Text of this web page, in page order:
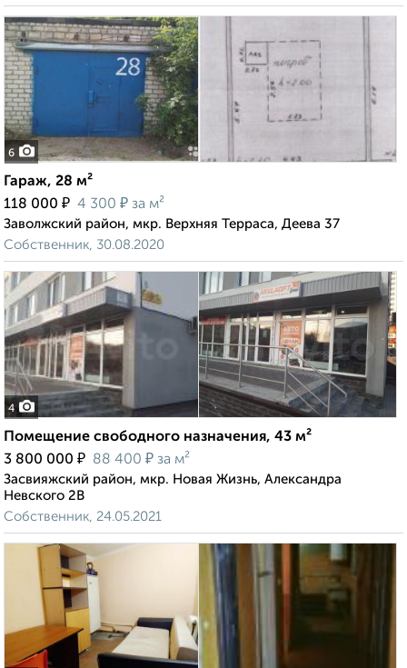
6
Гараж, 28 м²
118 000 ₽ 4 300 ₽ за м²
Заволжский район, мкр. Верхняя Терраса, Деева 37
Собственник, 30.08.2020
4
Помещение свободного назначения, 43 м²
3 800 000 ₽ 88 400 ₽ за м²
Засвияжский район, мкр. Новая Жизнь, Александра
Невского 2В
Собственник, 24.05.2021